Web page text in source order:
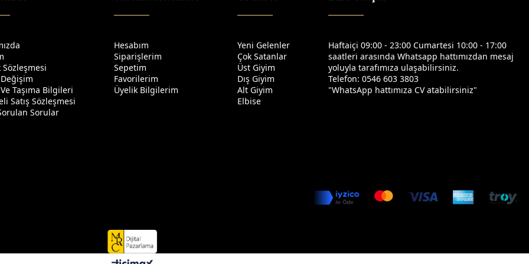
Taşıma Bilgileri
Satış Sözleşmesi
Sorular
Hesabım
Siparişlerim
Sepetim
Favorilerim
Üyelik Bilgilerim
Yeni Gelenler
Çok Satanlar
Üst Giyim
Dış Giyim
Alt Giyim
Elbise
Haftaiçi 09:00 - 23:00 Cumartesi 10:00 - 17:00
saatleri arasında Whatsapp hattımızdan mesaj
yoluyla tarafımıza ulaşabilirsiniz.
Telefon: 0546 603 3803
"WhatsApp hattımıza CV atabilirsiniz"